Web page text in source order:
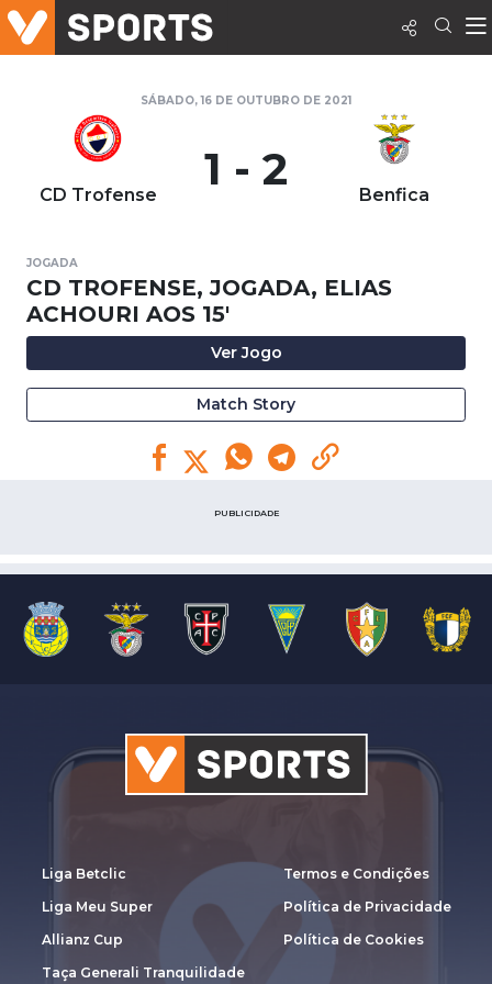
SÁBADO, 16 DE OUTUBRO DE 2021
CD Trofense 1 - 2 Benfica
JOGADA
CD TROFENSE, JOGADA, ELIAS
ACHOURI AOS 15'
Ver Jogo
Match Story
PUBLICIDADE
Liga Betclic
Liga Meu Super
Allianz Cup
Taça Generali Tranquilidade
Termos e Condições
Política de Privacidade
Política de Cookies